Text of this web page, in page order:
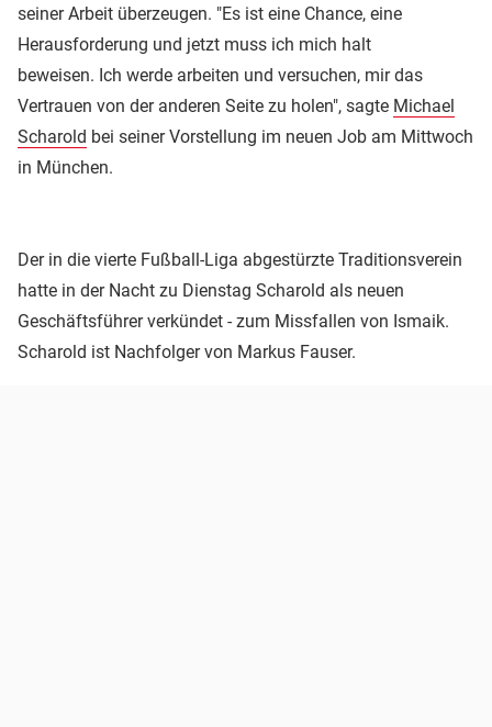
seiner Arbeit überzeugen. "Es ist eine Chance, eine
Herausforderung und jetzt muss ich mich halt
beweisen. Ich werde arbeiten und versuchen, mir das
Vertrauen von der anderen Seite zu holen", sagte Michael
Scharold bei seiner Vorstellung im neuen Job am Mittwoch
in München.
Der in die vierte Fußball-Liga abgestürzte Traditionsverein
hatte in der Nacht zu Dienstag Scharold als neuen
Geschäftsführer verkündet - zum Missfallen von Ismaik.
Scharold ist Nachfolger von Markus Fauser.